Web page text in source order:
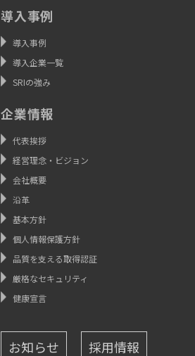
導入事例
導入事例
導入企業一覧
SRIの強み
企業情報
代表挨拶
経営理念・ビジョン
会社概要
沿革
基本方針
個人情報保護方針
品質を支える取得認証
厳格なセキュリティ
健康宣言
お知らせ 採用情報